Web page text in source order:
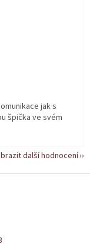
jak s
špička ve svém
další hodnocení